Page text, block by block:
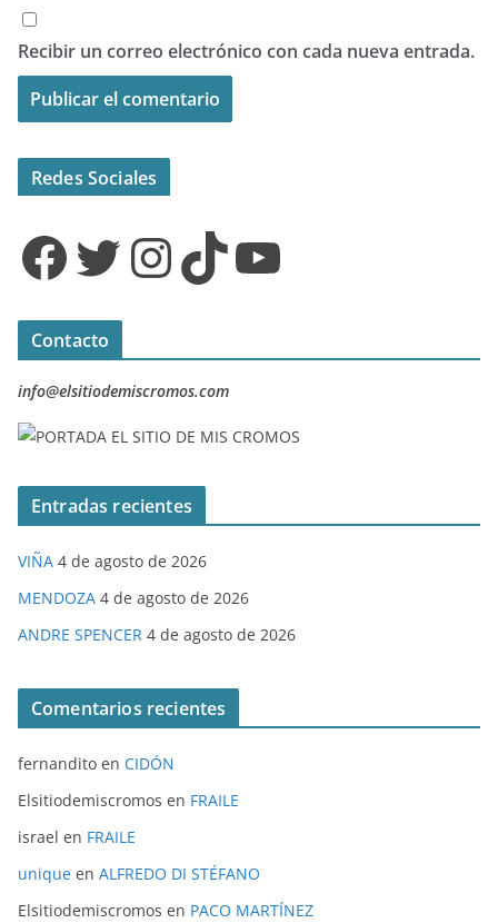
Recibir un correo electrónico con cada nueva entrada.
Redes Sociales
Facebook Twitter InstagramTikTok YouTube
Contacto
info@elsitiodemiscromos.com
Entradas recientes
VIÑA 4 de agosto de 2026
MENDOZA 4 de agosto de 2026
ANDRE SPENCER 4 de agosto de 2026
Comentarios recientes
fernandito en CIDÓN
Elsitiodemiscromos en FRAILE
israel en FRAILE
unique en ALFREDO DI STÉFANO
Elsitiodemiscromos en PACO MARTÍNEZ